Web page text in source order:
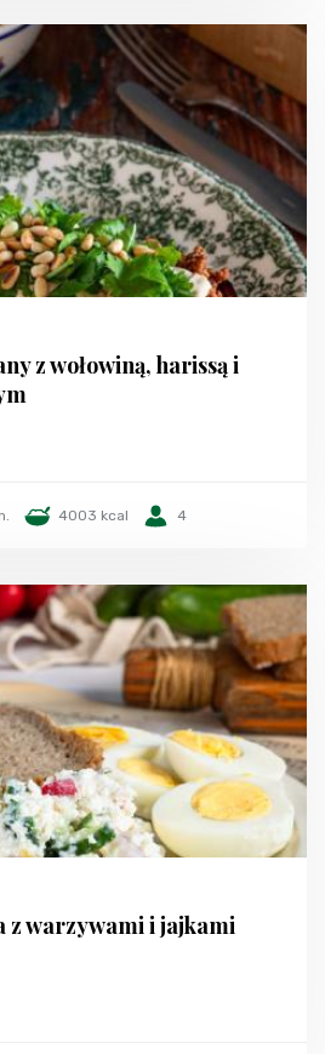
z wołowiną, harissą i
4003 kcal 4
z warzywami i jajkami